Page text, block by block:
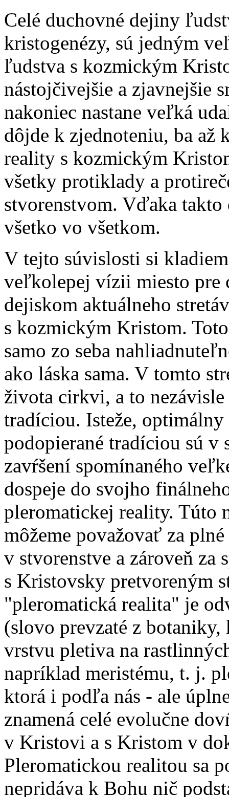
Celé duchovné dejiny
kristogenézy, sú jedným
ľudstva s kozmickým
nástojčivejšie a zjavnejšie
nakoniec nastane veľká
dôjde k zjednoteniu, ba až
reality s kozmickým
všetky protiklady a
stvorenstvom. Vďaka takto
všetko vo všetkom.
V tejto súvislosti si
veľkolepej vízii miesto pre
dejiskom aktuálneho
s kozmickým Kristom.
samo zo seba
ako láska sama. V tomto
života cirkvi, a to
tradíciou. Isteže,
podopierané tradíciou sú
zavŕšení spomínaného
dospeje do svojho
pleromatickej reality. Túto
môžeme považovať za
v stvorenstve a zároveň za
s Kristovsky pretvoreným
"pleromatická realita" je
(slovo prevzaté z
vrstvu pletiva na
napríklad meristému, t. j.
ktorá i podľa nás - ale
znamená celé evolučne
v Kristovi a s Kristom v
Pleromatickou realitou sa
nepridáva k Bohu nič